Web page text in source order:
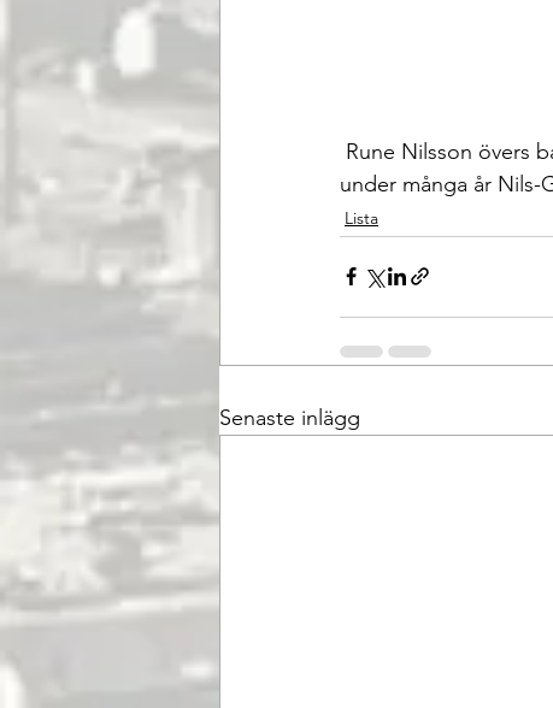
under många år Nils-
Lista
Senaste inlägg